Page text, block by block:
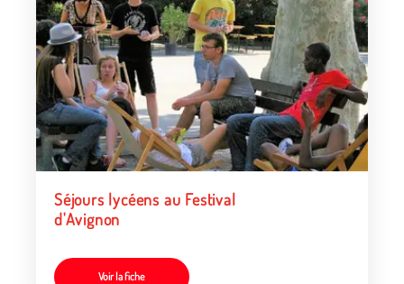
Séjours lycéens au Festival
d'Avignon
Voir la fiche